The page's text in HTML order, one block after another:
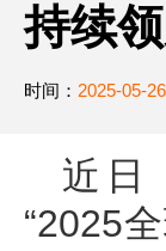
持续
时间： 2025-05-
近日
“2025